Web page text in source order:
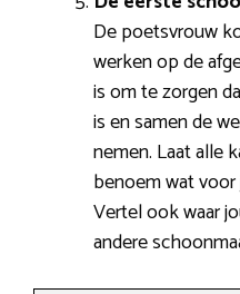
De poetsvrouw
werken op de
is om te zorgen
is en samen de
nemen. Laat alle
benoem wat
Vertel ook waar
andere